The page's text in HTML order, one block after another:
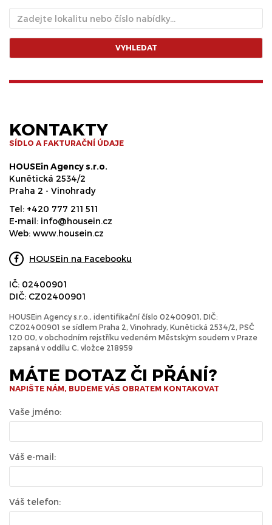
VYHLEDAT
KONTAKTY
SÍDLO A FAKTURAČNÍ ÚDAJE
HOUSEin Agency s.r.o.
Kunětická 2534/2
Praha 2 - Vinohrady
Tel: +420 777 211 511
E-mail: info@housein.cz
Web: www.housein.cz
HOUSEin na Facebooku
IČ: 02400901
DIČ: CZ02400901
HOUSEin Agency s.r.o., identifikační číslo 02400901, DIČ:
CZ02400901 se sídlem Praha 2, Vinohrady, Kunětická 2534/2, PSČ
120 00, v obchodním rejstříku vedeném Městským soudem v Praze
zapsaná v oddílu C, vložce 218959
MÁTE DOTAZ ČI PŘÁNÍ?
NAPIŠTE NÁM, BUDEME VÁS OBRATEM KONTAKOVAT
Vaše jméno:
Váš e-mail:
Váš telefon: